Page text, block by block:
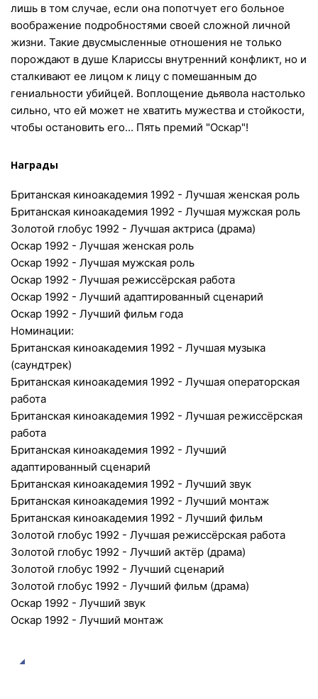
лишь в том случае, если она попотчует его больное
воображение подробностями своей сложной личной
жизни. Такие двусмысленные отношения не только
порождают в душе Клариссы внутренний конфликт, но и
сталкивают ее лицом к лицу с помешанным до
гениальности убийцей. Воплощение дьявола настолько
сильно, что ей может не хватить мужества и стойкости,
чтобы остановить его... Пять премий "Оскар"!
Награды
Британская киноакадемия 1992 - Лучшая женская роль
Британская киноакадемия 1992 - Лучшая мужская роль
Золотой глобус 1992 - Лучшая актриса (драма)
Оскар 1992 - Лучшая женская роль
Оскар 1992 - Лучшая мужская роль
Оскар 1992 - Лучшая режиссёрская работа
Оскар 1992 - Лучший адаптированный сценарий
Оскар 1992 - Лучший фильм года
Номинации:
Британская киноакадемия 1992 - Лучшая музыка
(саундтрек)
Британская киноакадемия 1992 - Лучшая операторская
работа
Британская киноакадемия 1992 - Лучшая режиссёрская
работа
Британская киноакадемия 1992 - Лучший
адаптированный сценарий
Британская киноакадемия 1992 - Лучший звук
Британская киноакадемия 1992 - Лучший монтаж
Британская киноакадемия 1992 - Лучший фильм
Золотой глобус 1992 - Лучшая режиссёрская работа
Золотой глобус 1992 - Лучший актёр (драма)
Золотой глобус 1992 - Лучший сценарий
Золотой глобус 1992 - Лучший фильм (драма)
Оскар 1992 - Лучший звук
Оскар 1992 - Лучший монтаж